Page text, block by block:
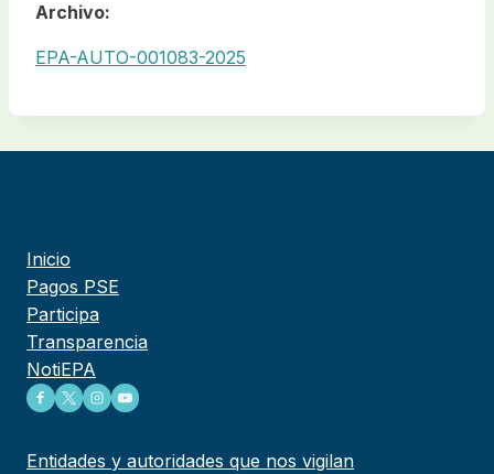
Archivo:
EPA-AUTO-001083-2025
Inicio
Pagos PSE
Participa
Transparencia
NotiEPA
Entidades y autoridades que nos vigilan